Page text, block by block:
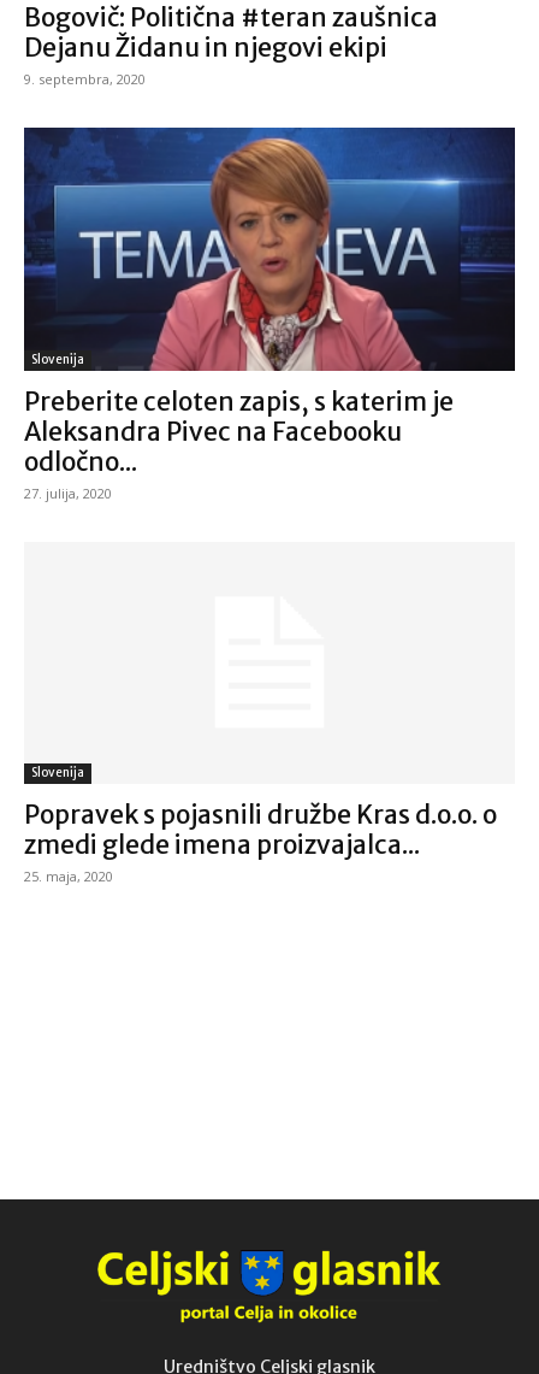
Bogovič: Politična #teran zaušnica
Dejanu Židanu in njegovi ekipi
9. septembra, 2020
Slovenija
Preberite celoten zapis, s katerim je
Aleksandra Pivec na Facebooku
odločno...
27. julija, 2020
Slovenija
Popravek s pojasnili družbe Kras d.o.o. o
zmedi glede imena proizvajalca...
25. maja, 2020
Uredništvo Celjski glasnik